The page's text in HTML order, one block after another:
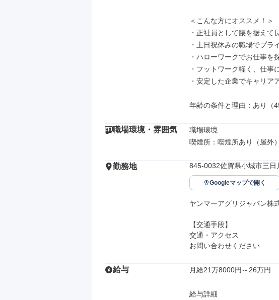
＜こんな方にオススメ！＞
・正社員として腰を据えて
・土日祝休みの職場でプラ
・ハローワークでお仕事を
・フットワーク軽く、仕事
・安定した企業でキャリア
年齢の条件と理由：あり（
職場環境・雰囲気
職場環境
喫煙所：喫煙所あり（屋外）
勤務地 845-0032佐賀県小城市三日
Googleマップで開く
ヤンマーアグリジャパン株
【交通手段】
交通・アクセス
お問い合わせください
給与 月給21万8000円～26万円
給与詳細